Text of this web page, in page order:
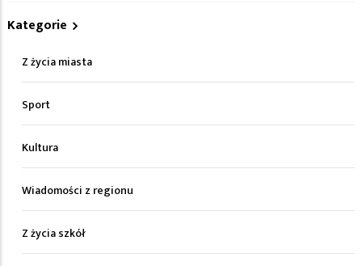
Kategorie
Z życia miasta
Sport
Kultura
Wiadomości z regionu
Z życia szkół